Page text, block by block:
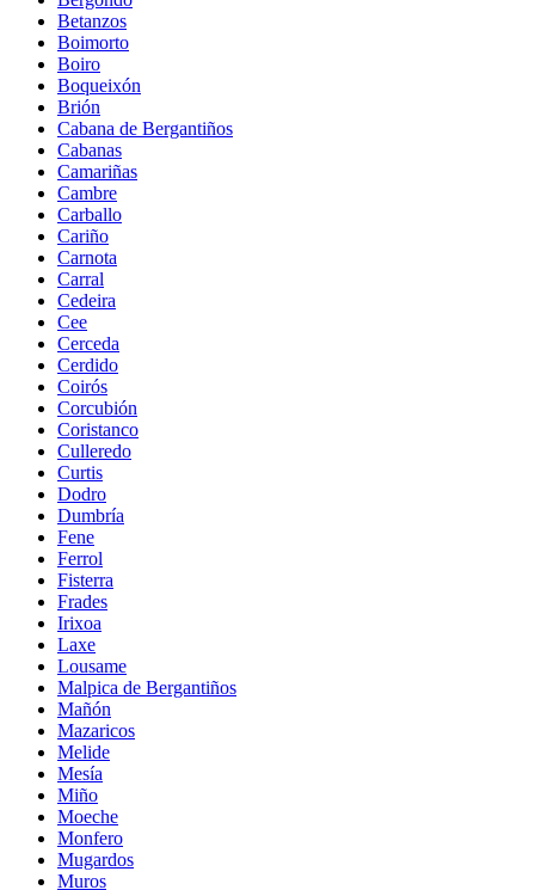
Betanzos
Boimorto
Boiro
Boqueixón
Brión
Cabana de Bergantiños
Cabanas
Camariñas
Cambre
Carballo
Cariño
Carnota
Carral
Cedeira
Cee
Cerceda
Cerdido
Coirós
Corcubión
Coristanco
Culleredo
Curtis
Dodro
Dumbría
Fene
Ferrol
Fisterra
Frades
Irixoa
Laxe
Lousame
Malpica de Bergantiños
Mañón
Mazaricos
Melide
Mesía
Miño
Moeche
Monfero
Mugardos
Muros